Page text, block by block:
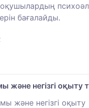
бағалайды.
және негізгі оқыту
және негізгі оқыту